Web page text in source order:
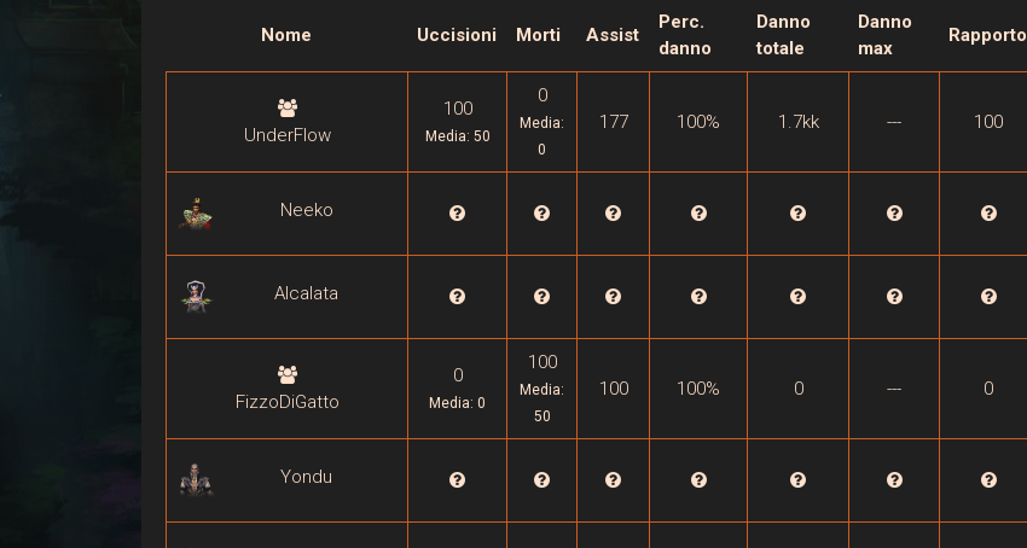
Nome Uccisioni Morti Assist
Perc.
danno
Danno
totale
Danno
max
Rapporto
UnderFlow
100
Media: 50
0
Media:
0
177 100% 1.7kk --- 100
Neeko 
Alcalata 
FizzoDiGatto
0
Media: 0
100
Media:
50
100 100% 0 --- 0
Yondu 